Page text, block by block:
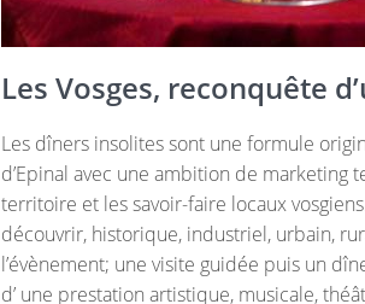
Les Vosges, reconquête
Les dîners insolites sont une formule
d’Epinal avec une ambition de marketing
territoire et les savoir-faire locaux
découvrir, historique, industriel, urbain,
l’évènement; une visite guidée puis un
d’ une prestation artistique, musicale,